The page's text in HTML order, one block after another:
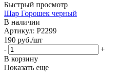
Быстрый просмотр
Шар Горошек черный
В наличии
Артикул: Р2299
190 руб./шт
-
+
В корзину
Показать еще